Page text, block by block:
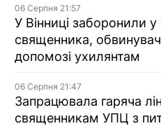
06 Серпня 21:57
У Вінниці заборонили у
священника,
допомозі ухилянтам
06 Серпня 21:47
Запрацювала гаряча
священникам УПЦ з